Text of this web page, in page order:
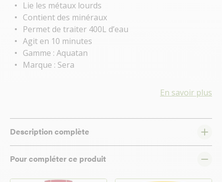
Lie les métaux lourds
Contient des minéraux
Permet de traiter 400L d’eau
Agit en 10 minutes
Gamme : Aquatan
Marque : Sera
En savoir plus
Description complète
Pour compléter ce produit